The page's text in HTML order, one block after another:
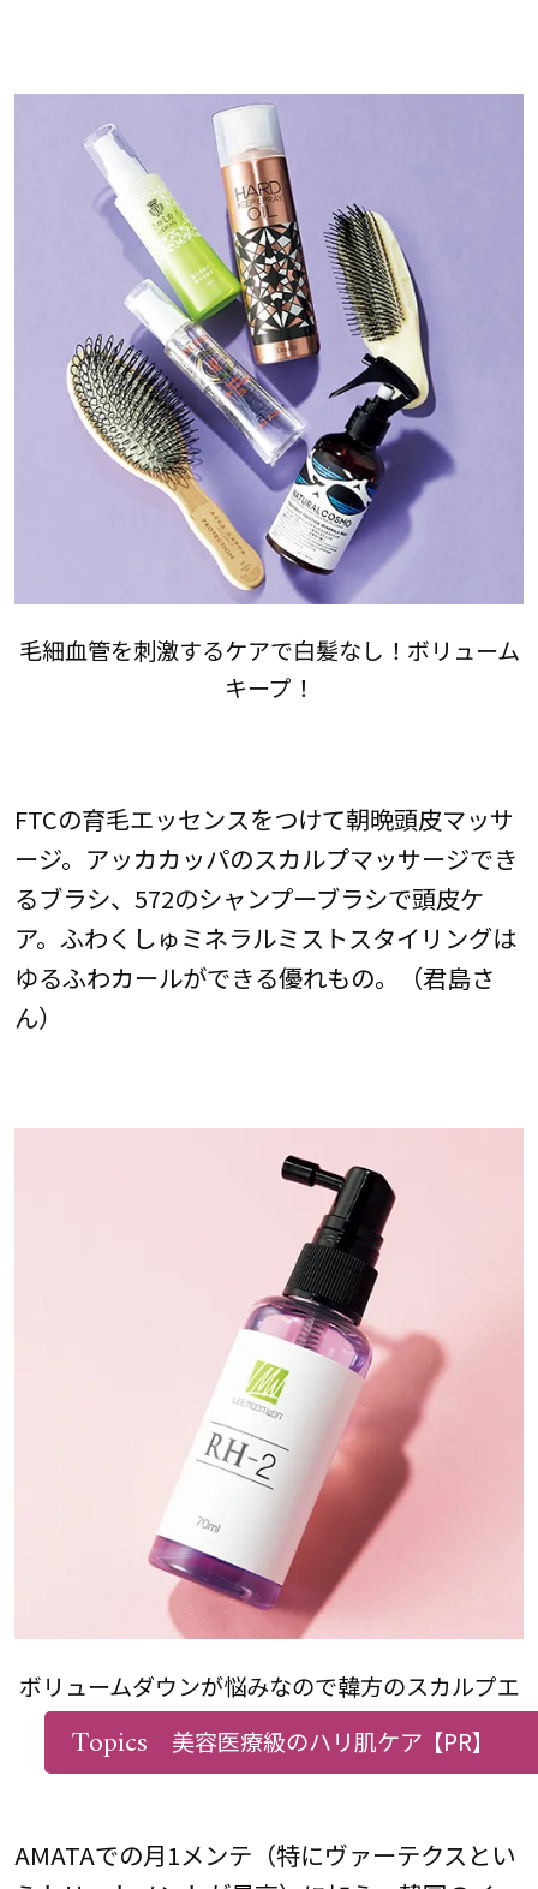
毛細血管を刺激するケアで白髪なし！ボリューム
キープ！
FTCの育毛エッセンスをつけて朝晩頭皮マッサ
ージ。アッカカッパのスカルプマッサージでき
るブラシ、572のシャンプーブラシで頭皮ケ
ア。ふわくしゅミネラルミストスタイリングは
ゆるふわカールができる優れもの。（君島さ
ん）
ボリュームダウンが悩みなので韓方のスカルプエ
ッセンスを愛用
AMATAでの月1メンテ（特にヴァーテクスとい
Topics 美容医療級のハリ肌ケア【PR】